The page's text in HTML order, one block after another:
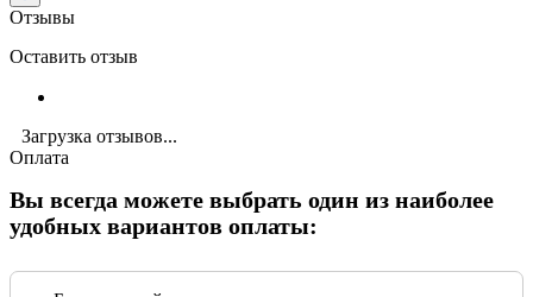
Отзывы
Оставить отзыв
Загрузка отзывов...
Оплата
Вы всегда можете выбрать один из наиболее
удобных вариантов оплаты: